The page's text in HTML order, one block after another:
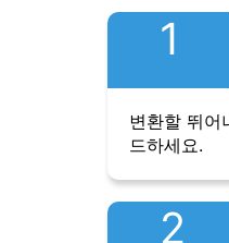
1
변환할 뛰어
드하세요.
2